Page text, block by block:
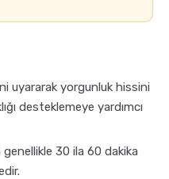
uyararak yorgunluk hissini
desteklemeye yardımcı
30 ila 60 dakika